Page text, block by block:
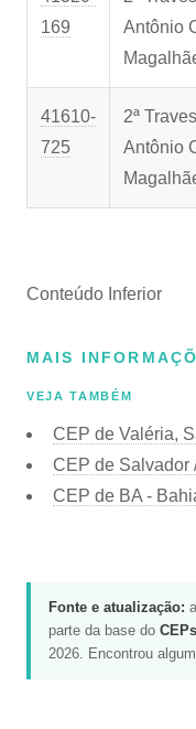
169
Antônio
41610-
725
2ª
Antônio
Conteúdo Inferior
MAIS
VEJA TAMBÉM
CEP de Valéria,
CEP de Salvador
CEP de BA -
Fonte e atualização:
parte da base do
2026. Encontrou